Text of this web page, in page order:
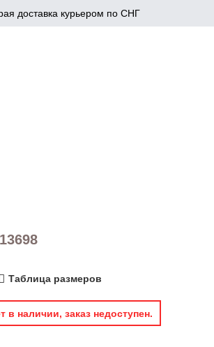
доставка курьером по СНГ
Таблица размеров
в наличии, заказ недоступен.